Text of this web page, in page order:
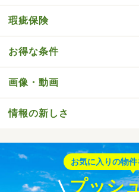
瑕疵保険
お得な条件
画像・動画
情報の新しさ
お気に入りの物件
プッシ